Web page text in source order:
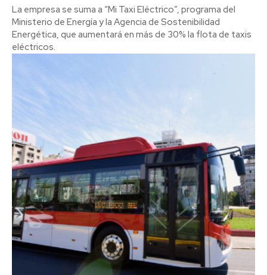
La empresa se suma a “Mi Taxi Eléctrico”, programa del
Ministerio de Energía y la Agencia de Sostenibilidad
Energética, que aumentará en más de 30% la flota de taxis
eléctricos.